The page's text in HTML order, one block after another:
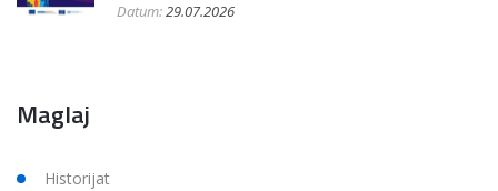
Datum:29.07.2026
Maglaj
Historijat